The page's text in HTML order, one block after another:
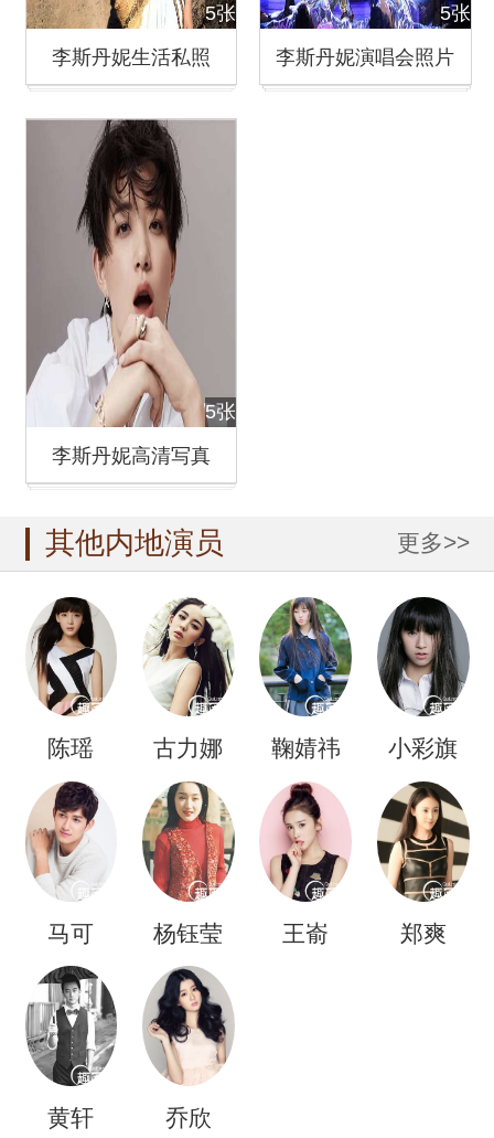
5张
李斯丹妮生活私照
5张
李斯丹妮演唱会照片
5张
李斯丹妮高清写真
其他内地演员 更多>>
陈瑶 古力娜
扎
鞠婧祎 小彩旗
马可 杨钰莹 王嵛 郑爽
黄轩 乔欣